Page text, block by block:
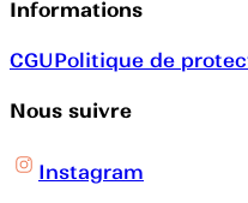
Informations
CGUPolitique de
Nous suivre
Instagram